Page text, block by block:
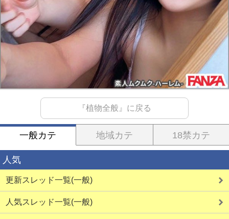
『植物全般』に戻る
一般カテ 地域カテ 18禁カテ
人気
更新スレッド一覧(一般)
人気スレッド一覧(一般)